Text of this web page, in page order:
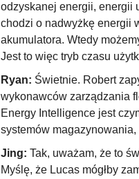
odzyskanej energii, energii
chodzi o nadwyżkę energii
akumulatora. Wtedy
Jest to więc tryb czasu
Ryan: Świetnie. Robert
wykonawców zarządzania
Energy Intelligence jest
systemów
Jing: Tak, uważam, że to
Myślę, że Lucas mógłby